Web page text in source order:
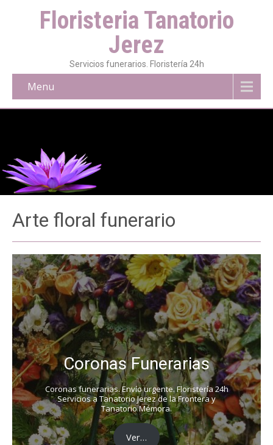
Floristeria Tanatorio
Jerez
Servicios funerarios. Floristería 24h
Menu
Arte floral funerario
Coronas Funerarias
Coronas funerarias. Envío urgente. Floristería 24h
Servicios a Tanatorio Jerez de la Frontera y
Tanatorio Mémora.
Ver…